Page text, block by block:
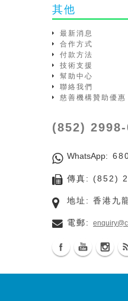
其他
最新消息
合作方式
付款方法
技術支援
幫助中心
聯絡我們
慈善機構贊助優惠
(852)
WhatsApp:
傳真: (852)
地址: 香港九
電郵: